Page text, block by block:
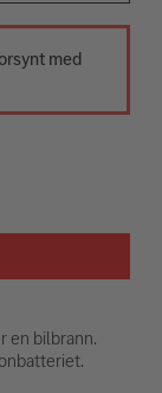
med
en bilbrann.